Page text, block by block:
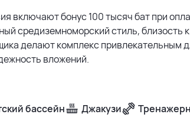
включают бонус 100 тысяч бат при
средиземноморский стиль, близость
делают комплекс привлекательным
вложений.
бассейн Джакузи